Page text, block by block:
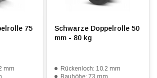
75
mm
Schwarze Doppelrolle 50
mm - 80 kg
Rückenloch: 10.2 mm
Bauhöhe: 73 mm